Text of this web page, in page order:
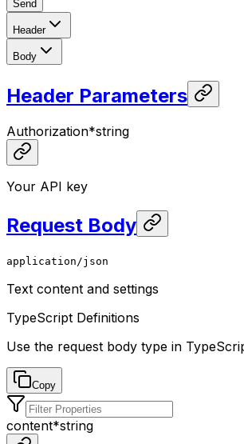
Send
Header
Body
Header Parameters
Authorization*string
Your API key
Request Body
application/json
Text content and settings
TypeScript Definitions
Use the request body type in
Copy
content*string